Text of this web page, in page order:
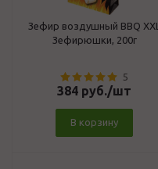
Зефир воздушный BBQ XXL
Зефирюшки, 200г
5
384 руб./шт
В корзину